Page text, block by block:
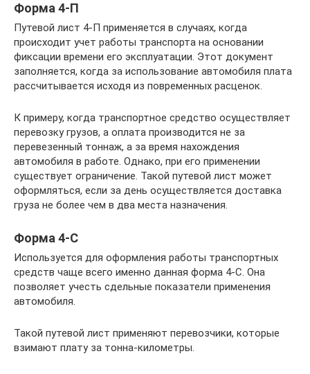
Форма 4-П
Путевой лист 4-П применяется в случаях, когда
происходит учет работы транспорта на основании
фиксации времени его эксплуатации. Этот документ
заполняется, когда за использование автомобиля плата
рассчитывается исходя из повременных расценок.
К примеру, когда транспортное средство осуществляет
перевозку грузов, а оплата производится не за
перевезенный тоннаж, а за время нахождения
автомобиля в работе. Однако, при его применении
существует ограничение. Такой путевой лист может
оформляться, если за день осуществляется доставка
груза не более чем в два места назначения.
Форма 4-С
Используется для оформления работы транспортных
средств чаще всего именно данная форма 4-С. Она
позволяет учесть сдельные показатели применения
автомобиля.
Такой путевой лист применяют перевозчики, которые
взимают плату за тонна-километры.